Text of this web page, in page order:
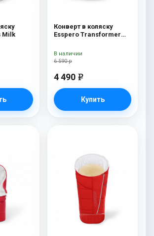
Esspero Maris Milk
Конверт в коляску
Esspero Transformer
100% шерсть) Navy
6 590 р
4 490 e
Купить
В наличии